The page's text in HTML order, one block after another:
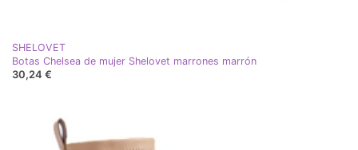
SHELOVET
Botas Chelsea de mujer Shelovet marrones marrón
30,24 €